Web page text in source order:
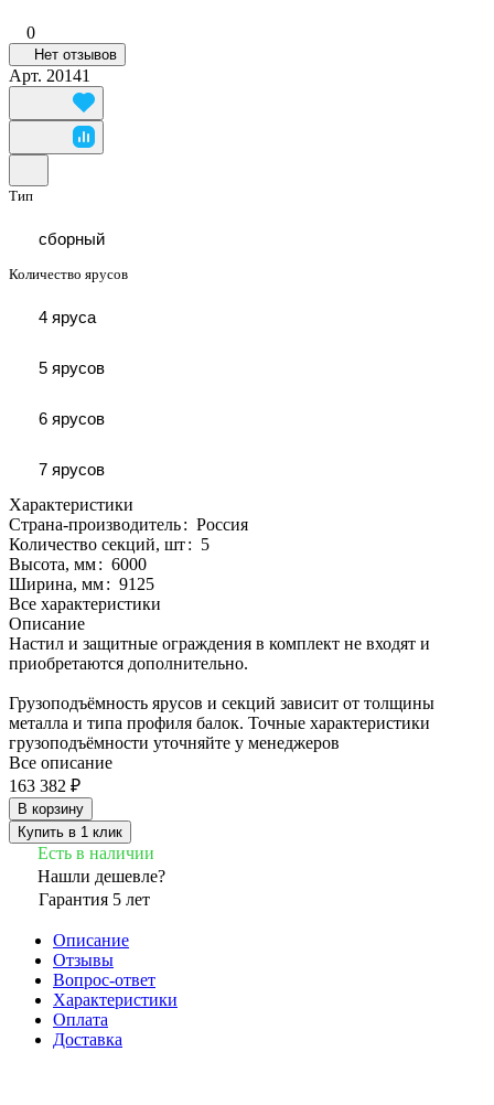
0
Нет отзывов
Арт. 20141
Тип
сборный
Количество ярусов
4 яруса
5 ярусов
6 ярусов
7 ярусов
Характеристики
Страна-производитель: Россия
Количество секций, шт: 5
Высота, мм: 6000
Ширина, мм: 9125
Все характеристики
Описание
Настил и защитные ограждения в комплект не входят и
приобретаются дополнительно.
Грузоподъёмность ярусов и секций зависит от толщины
металла и типа профиля балок. Точные характеристики
грузоподъёмности уточняйте у менеджеров
Все описание
163 382 ₽
В корзину
Купить в 1 клик
Есть в наличии
Нашли дешевле?
Гарантия 5 лет
Описание
Отзывы
Вопрос-ответ
Характеристики
Оплата
Доставка